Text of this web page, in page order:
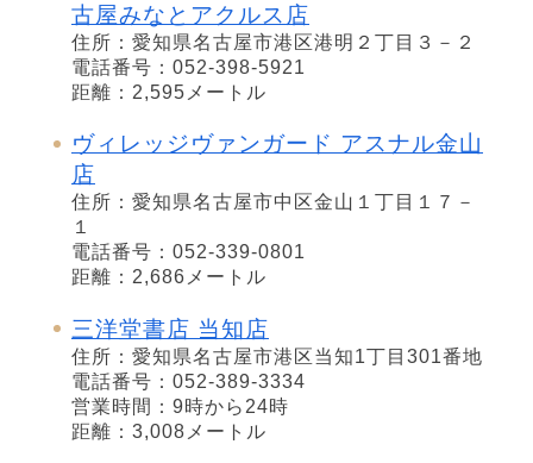
古屋みなとアクルス店
住所：愛知県名古屋市港区港明２丁目３－２
電話番号：052-398-5921
距離：2,595メートル
ヴィレッジヴァンガード アスナル金山
店
住所：愛知県名古屋市中区金山１丁目１７－
１
電話番号：052-339-0801
距離：2,686メートル
三洋堂書店 当知店
住所：愛知県名古屋市港区当知1丁目301番地
電話番号：052-389-3334
営業時間：9時から24時
距離：3,008メートル